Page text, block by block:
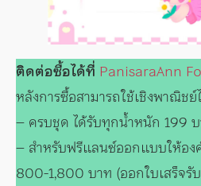
ติดต่อซื้อได้ที่ PanisaraAnn
หลังการซื้อสามารถใช้เชิงพาณิชย์
– ครบชุด ได้รับทุกน้ำหนัก 199
– สำหรับฟรีแลนซ์ออกแบบให้อง
800-1,800 บาท (ออกใบเสร็จรั